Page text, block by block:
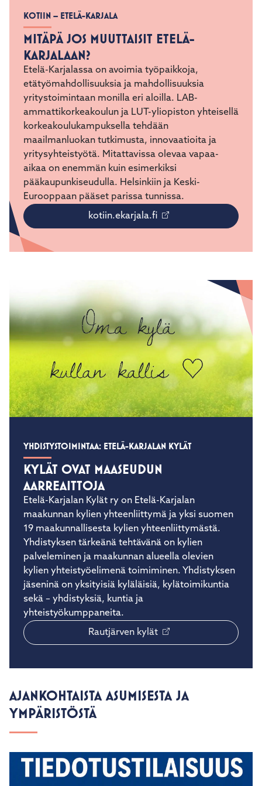
KOTIIN – ETELÄ-KARJALA
MITÄPÄ JOS MUUTTAISIT ETELÄ-
KARJALAAN?
Etelä-Karjalassa on avoimia työpaikkoja,
etätyömahdollisuuksia ja mahdollisuuksia
yritystoimintaan monilla eri aloilla. LAB-
ammattikorkeakoulun ja LUT-yliopiston yhteisellä
korkeakoulukampuksella tehdään
maailmanluokan tutkimusta, innovaatioita ja
yritysyhteistyötä. Mitattavissa olevaa vapaa-
aikaa on enemmän kuin esimerkiksi
pääkaupunkiseudulla. Helsinkiin ja Keski-
Eurooppaan pääset parissa tunnissa.
kotiin.ekarjala.fi
YHDISTYSTOIMINTAA: ETELÄ-KARJALAN KYLÄT
KYLÄT OVAT MAASEUDUN
AARREAITTOJA
Etelä-Karjalan Kylät ry on Etelä-Karjalan
maakunnan kylien yhteenliittymä ja yksi suomen
19 maakunnallisesta kylien yhteenliittymästä.
Yhdistyksen tärkeänä tehtävänä on kylien
palveleminen ja maakunnan alueella olevien
kylien yhteistyöelimenä toimiminen. Yhdistyksen
jäseninä on yksityisiä kyläläisiä, kylätoimikuntia
sekä – yhdistyksiä, kuntia ja
yhteistyökumppaneita.
Rautjärven kylät
AJANKOHTAISTA ASUMISESTA JA
YMPÄRISTÖSTÄ